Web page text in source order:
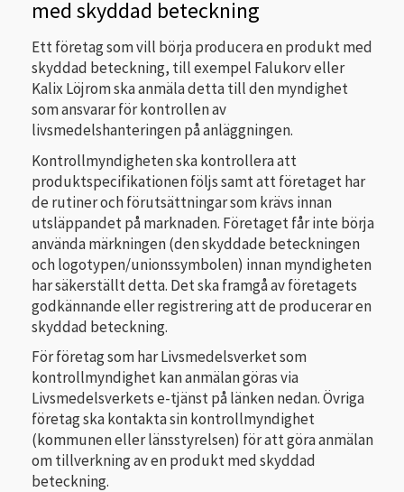
med skyddad beteckning
Ett företag som vill börja producera en produkt med
skyddad beteckning, till exempel Falukorv eller
Kalix Löjrom ska anmäla detta till den myndighet
som ansvarar för kontrollen av
livsmedelshanteringen på anläggningen.
Kontrollmyndigheten ska kontrollera att
produktspecifikationen följs samt att företaget har
de rutiner och förutsättningar som krävs innan
utsläppandet på marknaden. Företaget får inte börja
använda märkningen (den skyddade beteckningen
och logotypen/unionssymbolen) innan myndigheten
har säkerställt detta. Det ska framgå av företagets
godkännande eller registrering att de producerar en
skyddad beteckning.
För företag som har Livsmedelsverket som
kontrollmyndighet kan anmälan göras via
Livsmedelsverkets e-tjänst på länken nedan. Övriga
företag ska kontakta sin kontrollmyndighet
(kommunen eller länsstyrelsen) för att göra anmälan
om tillverkning av en produkt med skyddad
beteckning.